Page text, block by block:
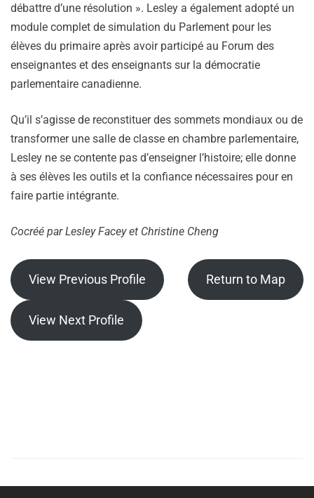
débattre d’une résolution ». Lesley a également adopté un
module complet de simulation du Parlement pour les
élèves du primaire après avoir participé au Forum des
enseignantes et des enseignants sur la démocratie
parlementaire canadienne.
Qu’il s’agisse de reconstituer des sommets mondiaux ou de
transformer une salle de classe en chambre parlementaire,
Lesley ne se contente pas d’enseigner l’histoire; elle donne
à ses élèves les outils et la confiance nécessaires pour en
faire partie intégrante.
Cocréé parLesley Facey et Christine Cheng
View Previous Profile Return to Map
View Next Profile
Posts